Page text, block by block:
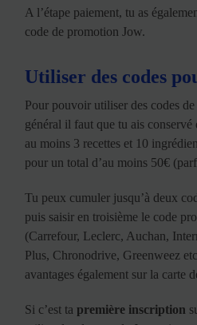
A l’étape paiement, tu as
code de promotion Jow.
Utiliser des codes
Pour pouvoir utiliser des codes
général il faut que tu ais conservé
au moins 3 recettes et 10
pour un total d’au moins 50€
Tu peux cumuler jusqu’à deux
puis saisir en troisième le code
(Carrefour, Leclerc, Auchan,
Plus, Chronodrive, Greenweez
avantages également sur la carte
Si c’est tapremière inscription